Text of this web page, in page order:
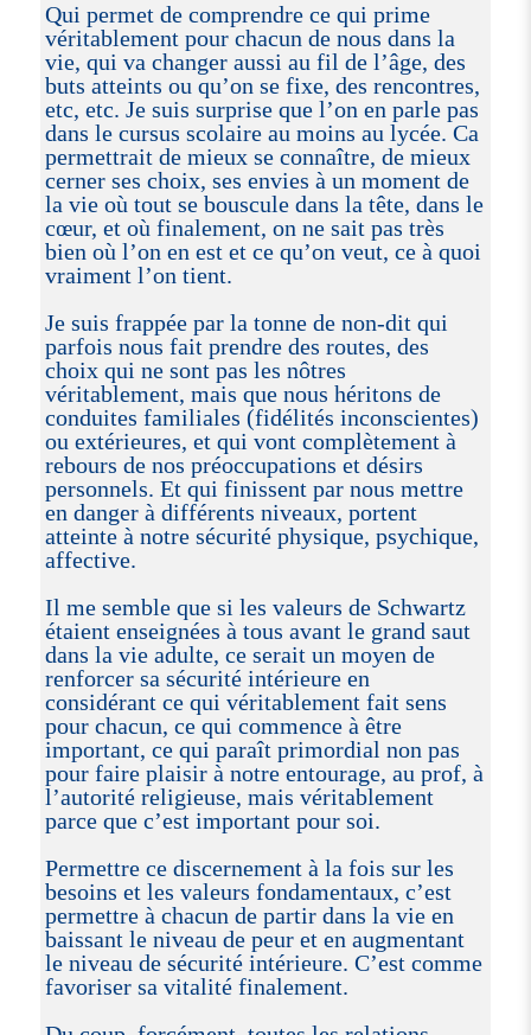
Qui permet de comprendre ce qui prime
véritablement pour chacun de nous dans la
vie, qui va changer aussi au fil de l’âge, des
buts atteints ou qu’on se fixe, des rencontres,
etc, etc. Je suis surprise que l’on en parle pas
dans le cursus scolaire au moins au lycée. Ca
permettrait de mieux se connaître, de mieux
cerner ses choix, ses envies à un moment de
la vie où tout se bouscule dans la tête, dans le
cœur, et où finalement, on ne sait pas très
bien où l’on en est et ce qu’on veut, ce à quoi
vraiment l’on tient.
Je suis frappée par la tonne de non-dit qui
parfois nous fait prendre des routes, des
choix qui ne sont pas les nôtres
véritablement, mais que nous héritons de
conduites familiales (fidélités inconscientes)
ou extérieures, et qui vont complètement à
rebours de nos préoccupations et désirs
personnels. Et qui finissent par nous mettre
en danger à différents niveaux, portent
atteinte à notre sécurité physique, psychique,
affective.
Il me semble que si les valeurs de Schwartz
étaient enseignées à tous avant le grand saut
dans la vie adulte, ce serait un moyen de
renforcer sa sécurité intérieure en
considérant ce qui véritablement fait sens
pour chacun, ce qui commence à être
important, ce qui paraît primordial non pas
pour faire plaisir à notre entourage, au prof, à
l’autorité religieuse, mais véritablement
parce que c’est important pour soi.
Permettre ce discernement à la fois sur les
besoins et les valeurs fondamentaux, c’est
permettre à chacun de partir dans la vie en
baissant le niveau de peur et en augmentant
le niveau de sécurité intérieure. C’est comme
favoriser sa vitalité finalement.